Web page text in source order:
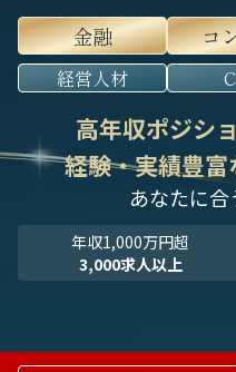
金融
コ
経営人材
高年収ポジシ
経験・実績豊
あなたに
年収1,000万円超
3,000求人以上